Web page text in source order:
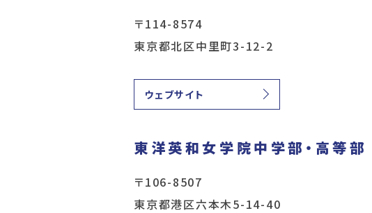
〒114-8574
東京都北区中里町3-12-2
ウェブサイト
東洋英和女学院中学部・高等部
〒106-8507
東京都港区六本木5-14-40